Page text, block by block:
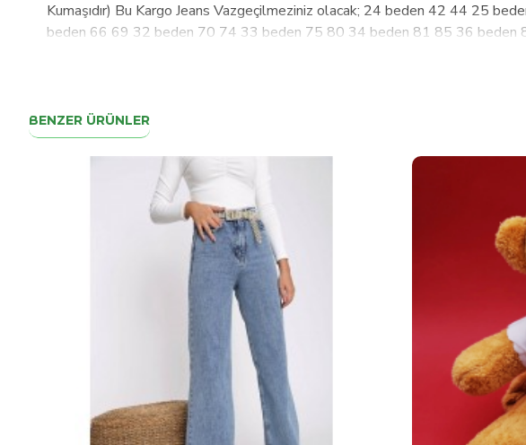
Kumaşıdır) Bu Kargo Jeans Vazgeçilmeziniz olacak; 24 beden 42 44
beden 66 69 32 beden 70 74 33 beden 75 80 34 beden 81 85 36 beden
BENZER ÜRÜNLER